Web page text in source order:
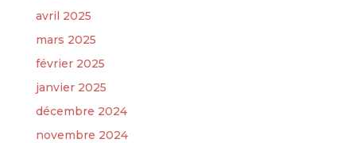
avril 2025
mars 2025
février 2025
janvier 2025
décembre 2024
novembre 2024